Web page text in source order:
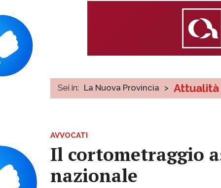
Sei in: La Nuova Provincia > Attualità
AVVOCATI
Il cortometraggio
nazionale